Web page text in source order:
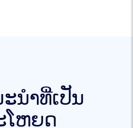
ນໍາທີ່ເປັນ
ໂຫຍດ